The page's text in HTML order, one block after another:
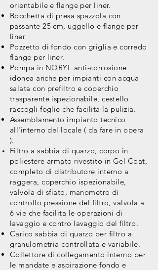
orientabile e flange per liner.
Bocchetta di presa spazzola con
passante 25 cm, uggello e flange per
liner
Pozzetto di fondo con griglia e corredo
flange per liner.
Pompa in NORYL anti-corrosione
idonea anche per impianti con acqua
salata con prefiltro e coperchio
trasparente ispezionabile, cestello
raccogli foglie che facilita la pulizia.
Assemblamento impianto tecnico
all'interno del locale ( da fare in opera
).
Filtro a sabbia di quarzo, corpo in
poliestere armato rivestito in Gel Coat,
completo di distributore interno a
raggera, coperchio ispezionabile,
valvola di sfiato, manometro di
controllo pressione del filtro, valvola a
6 vie che facilita le operazioni di
lavaggio e contro lavaggio del filtro.
Carico sabbia di quarzo per filtro a
granulometria controllata e variabile.
Collettore di collegamento interno per
le mandate e aspirazione fondo e